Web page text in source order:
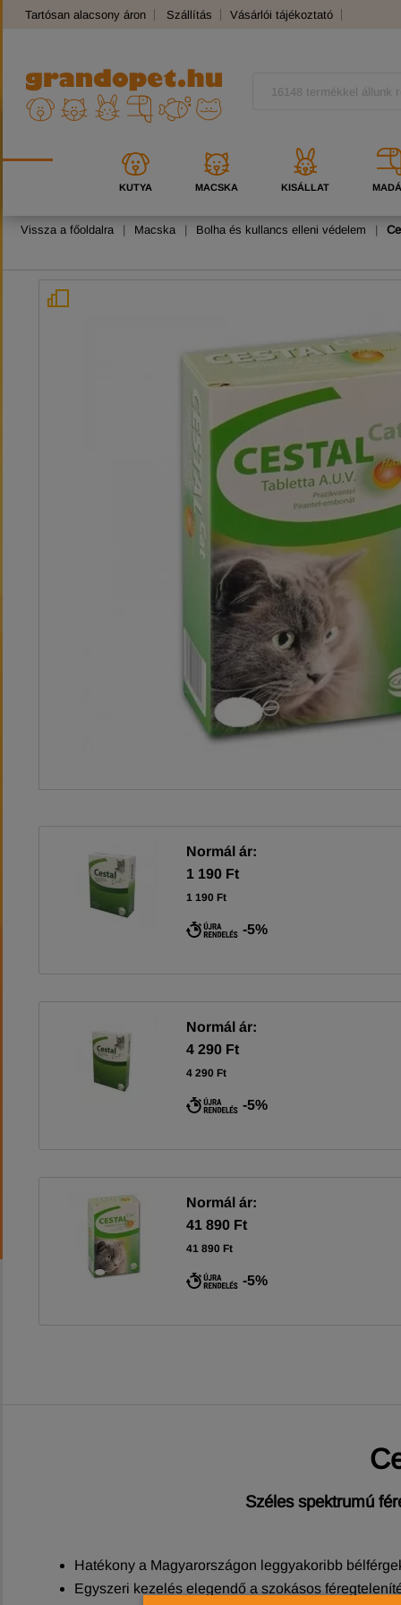
Tartósan alacsony áron Szállítás Vásárlói tájékoztató
KUTYA MACSKA KISÁLLAT
Vissza a főoldalra | Macska | Bolha és kullancs elleni védelem |
Normál ár:
1 190 Ft
1 190 Ft
-5%
Normál ár:
4 290 Ft
4 290 Ft
-5%
Normál ár:
41 890 Ft
41 890 Ft
-5%
Széles spektrumú
Hatékony a Magyarországon leggyakoribb
Egyszeri kezelés elegendő a szokásos